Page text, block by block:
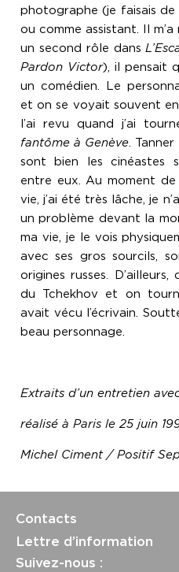
photographe (je faisais
ou comme assistant. Il
un second rôle dans
Pardon Victor), il pensait
un comédien. Le
et on se voyait souvent
l’ai revu quand j’ai
fantôme à Genève. Tanner
sont bien les cinéastes
entre eux. Au moment
vie, j’ai été très lâche, je
un problème devant la
ma vie, je le vois
avec ses gros sourcils,
origines russes. D’ailleurs,
du Tchekhov et on
avait vécu l’écrivain.
beau personnage.
Extraits d’un entretien
réalisé à Paris le 25 juin
Michel Ciment / Positif
Contacts
Lettre d’information
Suivez-nous :